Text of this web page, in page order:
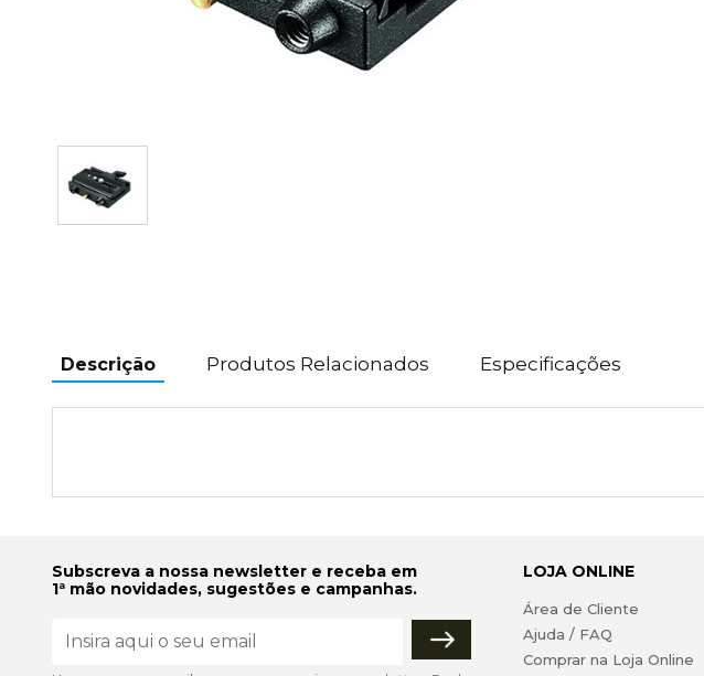
Descrição Produtos Relacionados Especificações
Subscreva a nossa newsletter e receba em
1ª mão novidades, sugestões e campanhas.
LOJA ONLINE
Área de Cliente
Ajuda / FAQ
Comprar na Loja Online